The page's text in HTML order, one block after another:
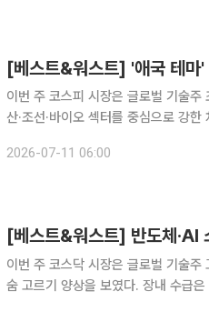
이번 주 코스피 시장은 글로벌 기술
산·조선·바이오 섹터를 중심으로 강
를 연출했다. 11일 한국거래소
2026-07-11 06:00
[베스트&워스트] 반도체·AI
이번 주 코스닥 시장은 글로벌 기술
숨 고르기 양상을 보였다. 장내 수급